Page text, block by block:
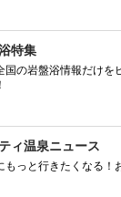
特集
国の岩盤浴情報だけを
ィ温泉ニュース
もっと行きたくなる！